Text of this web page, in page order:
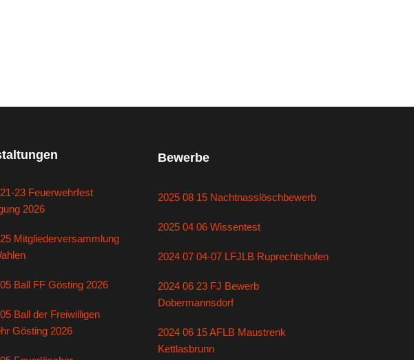
23 Feuerwehrfest
2026
Mitgliederversammlung
Ball FF Gösting 2026
Ball der Freiwilligen
Gösting 2026
Bewerbe
2025 08 15 Nachtnasslöschbewerb
2025 04 06 Wissentest
2024 07 04-07 LFJLB Ruprechtshofen
2024 06 23 FJ Bewerb
Dobermannsdorf
2024 06 15 AFLB Maustrenk
Kettlasbrunn